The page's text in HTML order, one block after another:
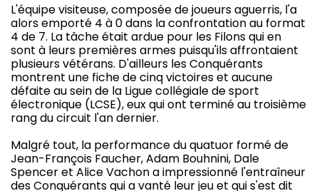
L'équipe visiteuse, composée de joueurs aguerris, l'a
alors emporté 4 à 0 dans la confrontation au format
4 de 7. La tâche était ardue pour les Filons qui en
sont à leurs premières armes puisqu'ils affrontaient
plusieurs vétérans. D'ailleurs les Conquérants
montrent une fiche de cinq victoires et aucune
défaite au sein de la Ligue collégiale de sport
électronique (LCSE), eux qui ont terminé au troisième
rang du circuit l'an dernier.
Malgré tout, la performance du quatuor formé de
Jean-François Faucher, Adam Bouhnini, Dale
Spencer et Alice Vachon a impressionné l'entraîneur
des Conquérants qui a vanté leur jeu et qui s'est dit